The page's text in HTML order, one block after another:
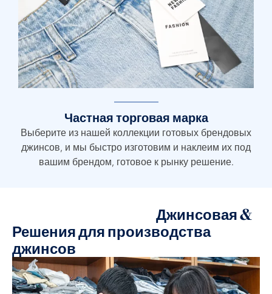
Частная торговая марка
Выберите из нашей коллекции готовых брендовых
джинсов, и мы быстро изготовим и наклеим их под
вашим брендом, готовое к рынку решение.
Джинсовая &
Решения для производства
джинсов